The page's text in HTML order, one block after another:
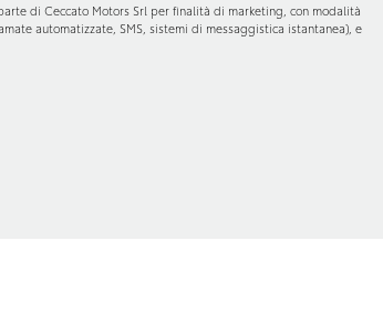
di Ceccato Motors Srl per finalità di marketing, con modalità
automatizzate, SMS, sistemi di messaggistica istantanea), e